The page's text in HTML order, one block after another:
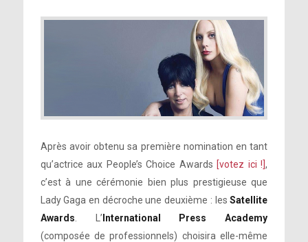
Après avoir obtenu sa première nomination en tant
qu’actrice aux People’s Choice Awards [votez ici !],
c’est à une cérémonie bien plus prestigieuse que
Lady Gaga en décroche une deuxième : lesSatellite
Awards . L’ International Press Academy
(composée de professionnels) choisira elle-même